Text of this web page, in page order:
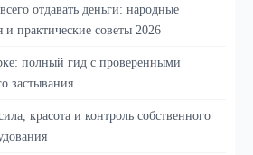
отдавать деньги: народные
и практические советы 2026
полный гид с проверенными
застывания
красота и контроль собственного